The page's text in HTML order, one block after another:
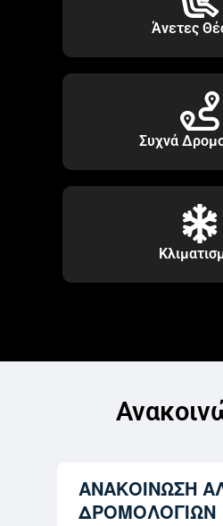
Άνετες
Συχνά
ΑΝΑΚΟΙΝΩΣΗ
ΔΡΟΜΟΛΟΓΙΩΝ